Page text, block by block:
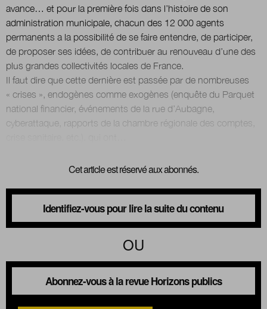
avance… et pour la première fois dans l’histoire de son
administration municipale, chacun des 12 000 agents
permanents a la possibilité de se faire entendre, de participer,
de proposer ses idées, de contribuer au renouveau d’une des
plus grandes collectivités locales de France.
Il faut dire que cette dernière est passée par de nombreuses
« crises », endogènes comme exogènes (enquête du Parquet
national financier, événements de la rue d’Aubagne,
cyberattaque, rapports de la chambre régionale des comptes,
Cet article est réservé aux abonnés.
Identifiez-vous pour lire la suite du contenu
OU
Abonnez-vous à la revue Horizons publics